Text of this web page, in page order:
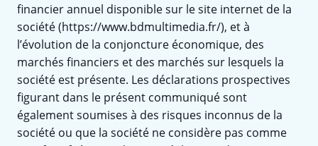
financier annuel disponible sur le site internet de la
société (https://www.bdmultimedia.fr/), et à
l’évolution de la conjoncture économique, des
marchés financiers et des marchés sur lesquels la
société est présente. Les déclarations prospectives
figurant dans le présent communiqué sont
également soumises à des risques inconnus de la
société ou que la société ne considère pas comme